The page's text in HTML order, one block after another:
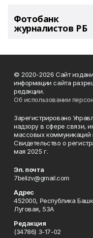
Фотобанк
журналистов РБ
© 2020-2026 Сайт
информации сайта
редакции.
Об использовании
Зарегистрировано
надзору в сфере связи,
массовых коммуникаций
Свидетельство о
мая 2025 г.
Эл. почта
7belizv@gmail.com
Адрес
452000, Республика
Луговая, 53А
Редакция
(34786) 3-17-02